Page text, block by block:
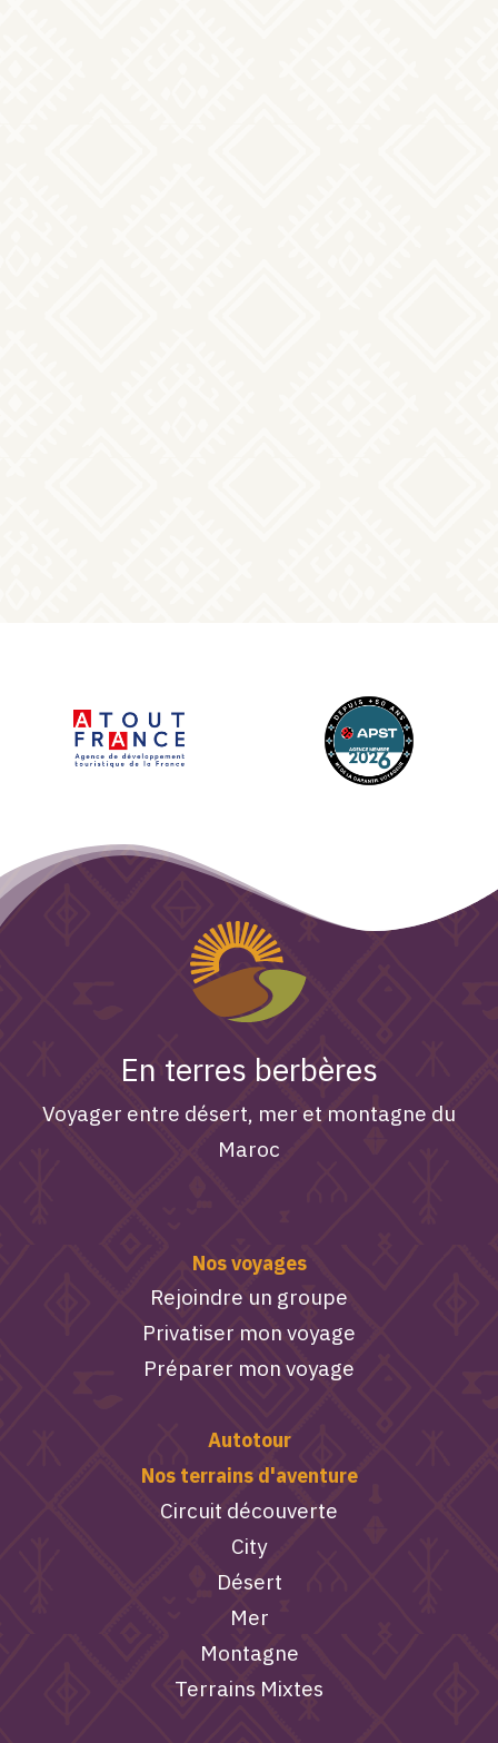
En terres berbères
Voyager entre désert, mer et montagne du
Maroc
Nos voyages
Rejoindre un groupe
Privatiser mon voyage
Préparer mon voyage
Autotour
Nos terrains d'aventure
Circuit découverte
City
Désert
Mer
Montagne
Terrains Mixtes